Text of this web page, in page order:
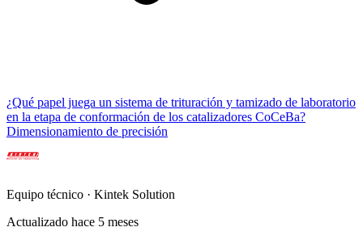
¿Qué papel juega un sistema de trituración y tamizado de laboratorio
en la etapa de conformación de los catalizadores CoCeBa?
Dimensionamiento de precisión
Equipo técnico · Kintek Solution
Actualizado hace 5 meses